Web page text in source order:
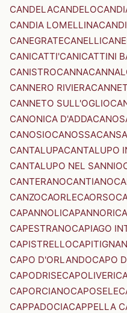
CANDELACANDELO
CANDIA LOMELLINA
CANEGRATECANELLI
CANICATTI'CANICATTINI
CANISTROCANNA
CANNERO RIVIERA
CANNETO SULL'OGLIO
CANONICA D'ADDA
CANOSIOCANOSSA
CANTALUPACANTALUPO
CANTALUPO NEL SANNIO
CANTERANOCANTIANO
CANZOCAORLECAORSO
CAPANNOLICAPANNORI
CAPESTRANOCAPIAGO
CAPISTRELLO
CAPO D'ORLANDOCAPO
CAPODRISECAPOLIVERI
CAPORCIANOCAPOSELE
CAPPADOCIACAPPELLA